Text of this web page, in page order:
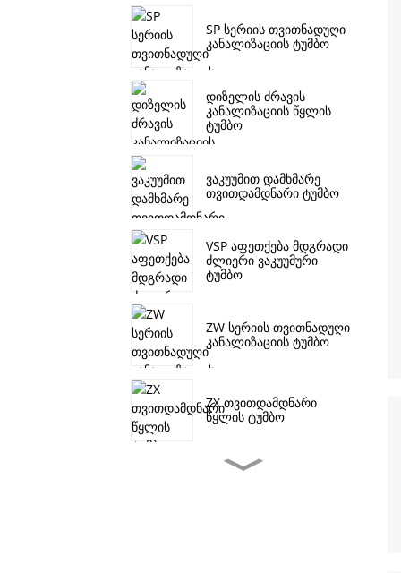
SP სერიის თვითნადუღი
კანალიზაციის ტუმბო
დიზელის ძრავის
კანალიზაციის წყლის
ტუმბო
ვაკუუმით დამხმარე
თვითდამდნარი ტუმბო
VSP აფეთქება მდგრადი
ძლიერი ვაკუუმური
ტუმბო
ZW სერიის თვითნადუღი
კანალიზაციის ტუმბო
ZX თვითდამდნარი
წყლის ტუმბო
J სერიის კანალიზაციის